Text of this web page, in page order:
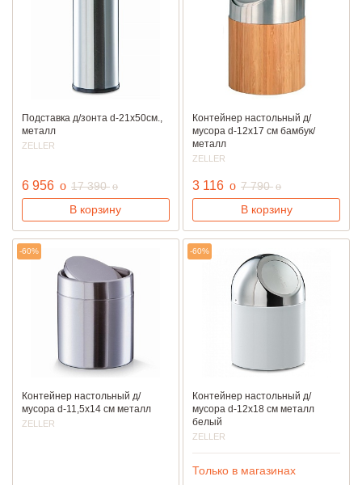
Подставка д/зонта d-21х50см.,
металл
ZELLER
6 956 руб.
o 17 390руб.
o
В корзину
Контейнер настольный д/
мусора d-12х17 см бамбук/
металл
ZELLER
3 116 руб.
o 7 790руб.
o
В корзину
-60%
Контейнер настольный д/
мусора d-11,5х14 см металл
ZELLER
-60%
Контейнер настольный д/
мусора d-12х18 см металл
белый
ZELLER
Только в магазинах